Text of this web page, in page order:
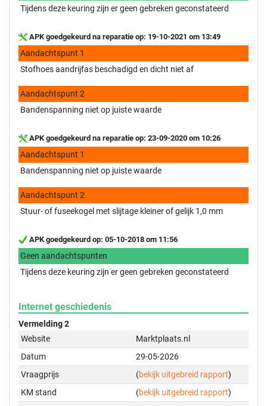
Tijdens deze keuring zijn er geen gebreken geconstateerd
APK goedgekeurd na reparatie op: 19-10-2021 om 13:49
Aandachtspunt 1
Stofhoes aandrijfas beschadigd en dicht niet af
Aandachtspunt 2
Bandenspanning niet op juiste waarde
APK goedgekeurd na reparatie op: 23-09-2020 om 10:26
Aandachtspunt 1
Bandenspanning niet op juiste waarde
Aandachtspunt 2
Stuur- of fuseekogel met slijtage kleiner of gelijk 1,0 mm
APK goedgekeurd op: 05-10-2018 om 11:56
Geen aandachtspunten
Tijdens deze keuring zijn er geen gebreken geconstateerd
Internet geschiedenis
Vermelding 2
Website
Marktplaats.nl
Datum
29-05-2026
Vraagprijs
(bekijk uitgebreid rapport)
KM stand
(bekijk uitgebreid rapport)